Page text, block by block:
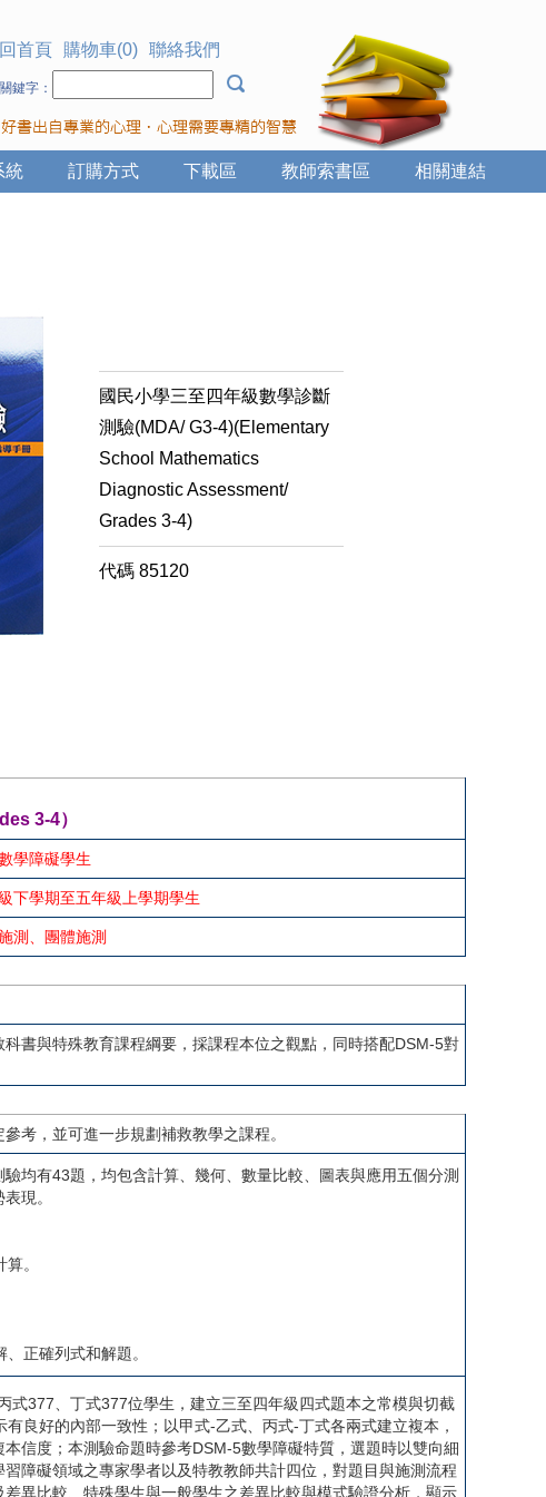
回首頁 購物車(0) 聯絡我們
關鍵字：
相關連結
教師索書區
下載區
訂購方式
統
國民小學三至四年級數學診斷
測驗(MDA/ G3-4)(Elementary
School Mathematics
Diagnostic Assessment/
Grades 3-4)
代碼 85120
3-4）
學障礙學生
下學期至五年級上學期學生
測、團體施測
書與特殊教育課程綱要，採課程本位之觀點，同時搭配DSM-5對
考，並可進一步規劃補救教學之課程。
均有43題，均包含計算、幾何、數量比較、圖表與應用五個分測
現。
。
正確列式和解題。
377、丁式377位學生，建立三至四年級四式題本之常模與切截
良好的內部一致性；以甲式-乙式、丙式-丁式各兩式建立複本，
信度；本測驗命題時參考DSM-5數學障礙特質，選題時以雙向細
障礙領域之專家學者以及特教教師共計四位，對題目與施測流程
異比較、特殊學生與一般學生之差異比較與模式驗證分析，顯示